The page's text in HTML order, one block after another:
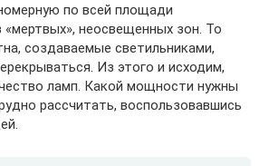
по всей площади
неосвещенных зон. То
создаваемые светильниками,
Из этого и исходим,
ламп. Какой мощности нужны
рассчитать, воспользовавшись